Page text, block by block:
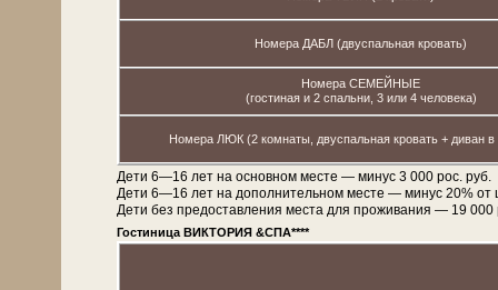
Номера ДАБЛ (двуспальная кровать)
Номера СЕМЕЙНЫЕ
(гостиная и 2 спальни, 3 или 4 человека)
Номера ЛЮК (2 комнаты, двуспальная кровать + диван в
Дети 6—16 лет на основном месте — минус 3 000 рос. руб.
Дети 6—16 лет на дополнительном месте — минус 20% от
Дети без предоставления места для проживания — 19 000
Гостиница ВИКТОРИЯ &СПА****